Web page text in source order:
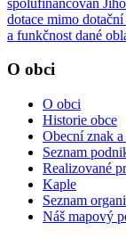
dotace mimo
a funkčnost dané
O obci
O obci
Historie obce
Obecní znak
Seznam
Realizované
Kaple
Seznam
Náš mapový